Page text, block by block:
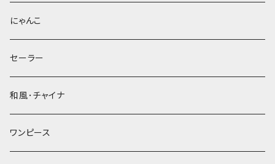
にゃんこ
セーラー
和風･チャイナ
ワンピース